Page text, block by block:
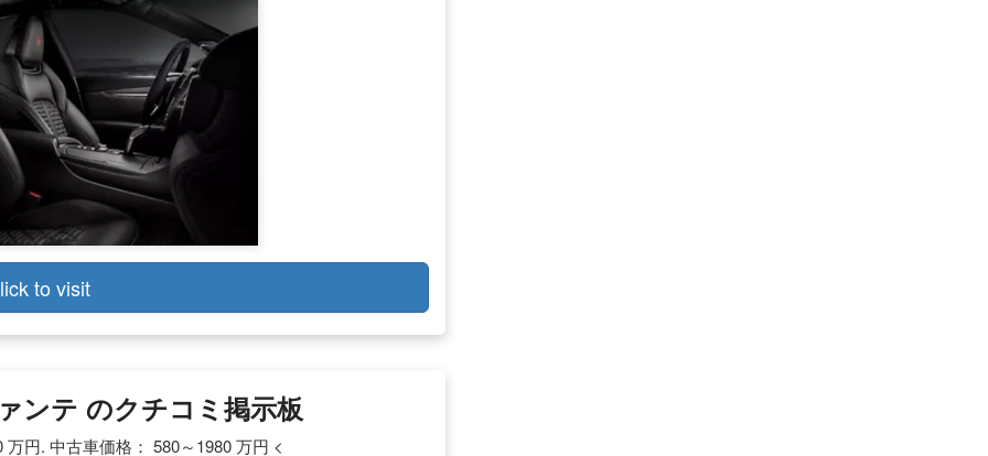
to visit
ンテ のクチコミ掲示板
円. 中古車価格： 580～1980 万円 <